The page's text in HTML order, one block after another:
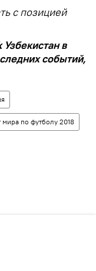
с позицией
в
событий,
по футболу 2018